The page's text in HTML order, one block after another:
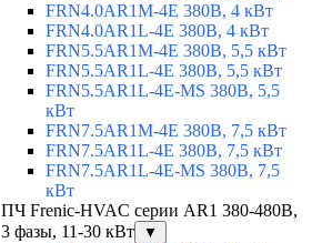
FRN4.0AR1M-4E 380В, 4 кВт
FRN4.0AR1L-4E 380В, 4 кВт
FRN5.5AR1M-4E 380В, 5,5 кВт
FRN5.5AR1L-4E 380В, 5,5 кВт
FRN5.5AR1L-4E-MS 380В, 5,5
кВт
FRN7.5AR1M-4E 380В, 7,5 кВт
FRN7.5AR1L-4E 380В, 7,5 кВт
FRN7.5AR1L-4E-MS 380В, 7,5
кВт
ПЧ Frenic-HVAC серии AR1 380-480В,
3 фазы, 11-30 кВт
▼